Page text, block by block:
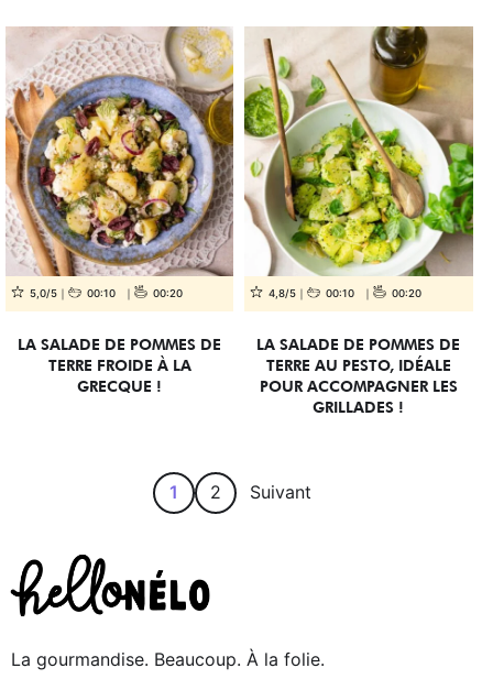
5,0/5 00:10 00:20
LA SALADE DE POMMES DE
TERRE FROIDE À LA
GRECQUE !
4,8/5 00:10 00:20
LA SALADE DE POMMES DE
TERRE AU PESTO, IDÉALE
POUR ACCOMPAGNER LES
GRILLADES !
1 2 Suivant
La gourmandise. Beaucoup. À la folie.